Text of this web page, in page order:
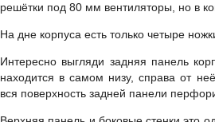
решётки под 80 мм вентиляторы, но в
На дне корпуса есть только четыре
Интересно выгляди задняя панель
находится в самом низу, справа от
вся поверхность задней панели